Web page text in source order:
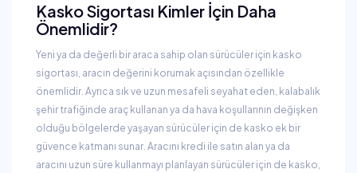
Kasko Sigortası Kimler İçin Daha
Önemlidir?
Yeni ya da değerli bir araca sahip olan sürücüler için kasko
sigortası, aracın değerini korumak açısından özellikle
önemlidir. Ayrıca sık ve uzun mesafeli seyahat eden, kalabalık
şehir trafiğinde araç kullanan ya da hava koşullarının değişken
olduğu bölgelerde yaşayan sürücüler için de kasko ek bir
güvence katmanı sunar. Aracını kredi ile satın alan ya da
aracını uzun süre kullanmayı planlayan sürücüler için de kasko,